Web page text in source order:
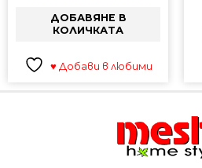
ДОБАВЯНЕ В
КОЛИЧКАТА
♥ Добави в любими